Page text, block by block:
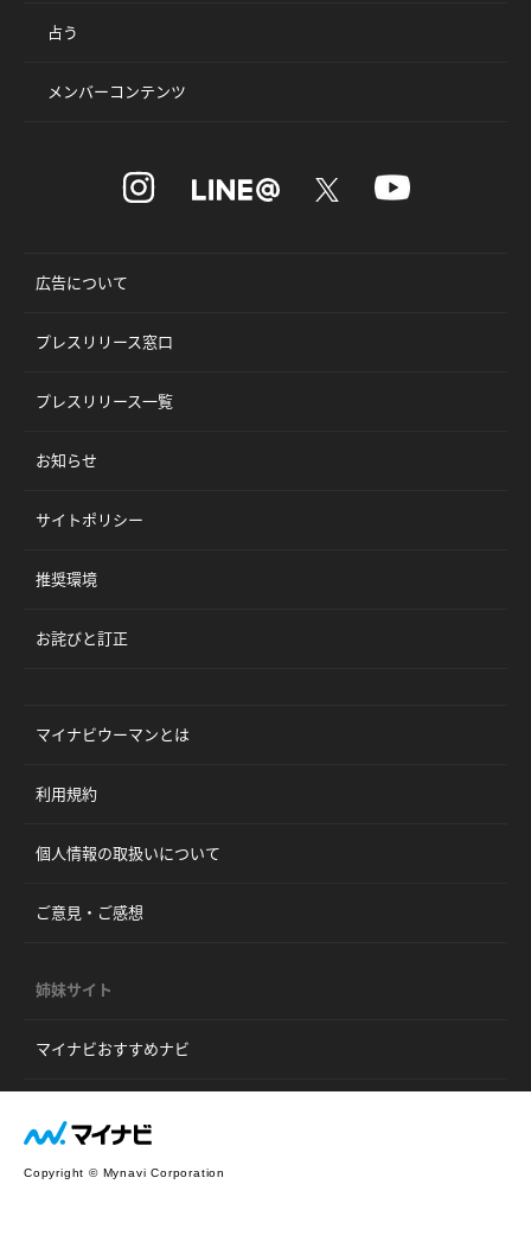
占う
メンバーコンテンツ
広告について
プレスリリース窓口
プレスリリース一覧
お知らせ
サイトポリシー
推奨環境
お詫びと訂正
マイナビウーマンとは
利用規約
個人情報の取扱いについて
ご意見・ご感想
姉妹サイト
マイナビおすすめナビ
Copyright © Mynavi Corporation